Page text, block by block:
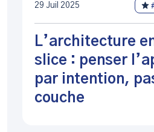
29 Juil 2025
L’architecture
slice : penser
par intention,
couche